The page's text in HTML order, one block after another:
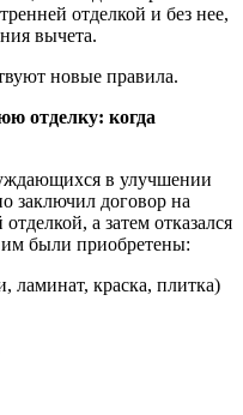
отделкой и без нее,
вычета.
новые правила.
отделку: когда
в улучшении
заключил договор на
а затем отказался
им были приобретены:
ламинат, краска, плитка)